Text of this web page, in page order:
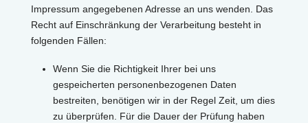
Impressum angegebenen Adresse an uns wenden. Das
Recht auf Einschränkung der Verarbeitung besteht in
folgenden Fällen:
Wenn Sie die Richtigkeit Ihrer bei uns
gespeicherten personenbezogenen Daten
bestreiten, benötigen wir in der Regel Zeit, um dies
zu überprüfen. Für die Dauer der Prüfung haben